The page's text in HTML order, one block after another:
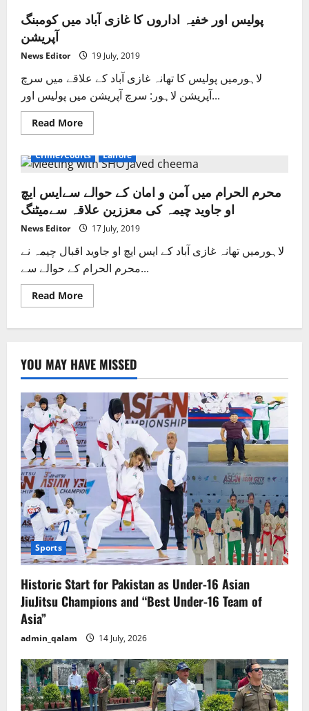
پولیس اور خفیہ اداروں کا غازی آباد میں کومبنگ
آپریشن
News Editor 19 July, 2019
لاہورمیں پولیس کا تھانہ غازی آباد کے علاقے میں سرچ
آپریشن لاہور: سرچ آپریشن میں پولیس اور...
Read MoreRead
more
اور
خفیہ
کا
غازی
آباد
میں
کومبنگ
Crime/Courts Lahore
محرم الحرام میں آمن و امان کے حوالے سےایس ایچ
او جاوید چیمہ کی معززین علاقہ سےمیٹنگ
News Editor 17 July, 2019
لاہورمیں تھانہ غازی آباد کے ایس ایچ او جاوید اقبال چیمہ نے
محرم الحرام کے حوالے سے...
Read MoreRead
more
و
امان
کے
حوالے
سےایس
ایچ
او
جاوید
چیمہ
کی
معززین
علاقہ
سےمیٹنگ
YOU MAY HAVE MISSED
Sports
Historic Start for Pakistan as Under-16 Asian
JiuJitsu Champions and “Best Under-16 Team of
Asia”
admin_qalam 14 July, 2026